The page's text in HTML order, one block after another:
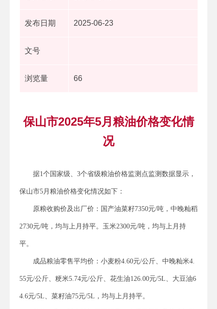
发布日期 2025-06-23
文号
浏览量 66
保山市2025年5月粮油价格变化情
况
据1个国家级、3个省级粮油价格监测点监测数据显示，
保山市5月粮油价格变化情况如下：
原粮收购价及出厂价：国产油菜籽7350元/吨，中晚籼稻
2730元/吨，均与上月持平。玉米2300元/吨，均与上月持
平。
成品粮油零售平均价：小麦粉4.60元/公斤、中晚籼米4.
55元/公斤、粳米5.74元/公斤、花生油126.00元/5L、大豆油6
4.6元/5L、菜籽油75元/5L，均与上月持平。